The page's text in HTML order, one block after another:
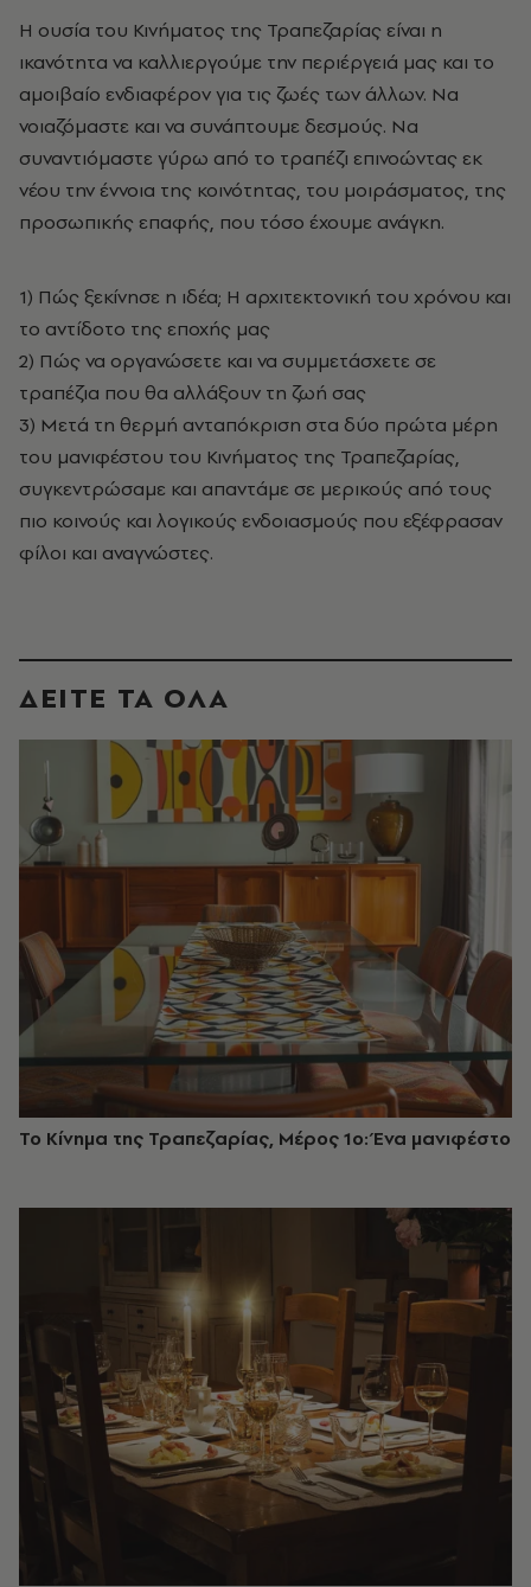
Η ουσία του Κινήματος της Τραπεζαρίας είναι η
ικανότητα να καλλιεργούμε την περιέργειά μας και το
αμοιβαίο ενδιαφέρον για τις ζωές των άλλων. Να
νοιαζόμαστε και να συνάπτουμε δεσμούς. Να
συναντιόμαστε γύρω από το τραπέζι επινοώντας εκ
νέου την έννοια της κοινότητας, του μοιράσματος, της
προσωπικής επαφής, που τόσο έχουμε ανάγκη.
1) Πώς ξεκίνησε η ιδέα; Η αρχιτεκτονική του χρόνου και
το αντίδοτο της εποχής μας
2) Πώς να οργανώσετε και να συμμετάσχετε σε
τραπέζια που θα αλλάξουν τη ζωή σας
3) Μετά τη θερμή ανταπόκριση στα δύο πρώτα μέρη
του μανιφέστου του Κινήματος της Τραπεζαρίας,
συγκεντρώσαμε και απαντάμε σε μερικούς από τους
πιο κοινούς και λογικούς ενδοιασμούς που εξέφρασαν
φίλοι και αναγνώστες.
ΔΕΙΤΕ ΤΑ ΟΛΑ
Το Κίνημα της Τραπεζαρίας, Μέρος 1ο: Ένα μανιφέστο